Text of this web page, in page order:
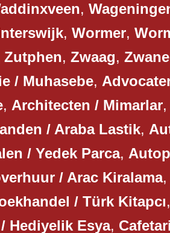
,
, Wormer,
Zutphen, Zwaag,
/ Muhasebe,
, Architecten / Mimarlar
/ Araba Lastik,
/ Yedek Parca,
/ Arac Kiralama
/ Türk Kitapcı
Hediyelik Esya,